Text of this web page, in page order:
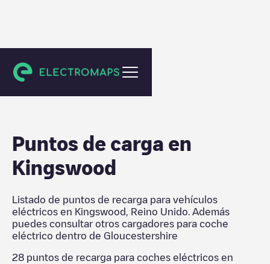
Gloucestershire
Puntos de carga en
Kingswood
Listado de puntos de recarga para vehículos
eléctricos en Kingswood Reino Unido . Además
puedes consultar otros cargadores para coche
eléctrico dentro de Gloucestershire
28 puntos de recarga para coches eléctricos en